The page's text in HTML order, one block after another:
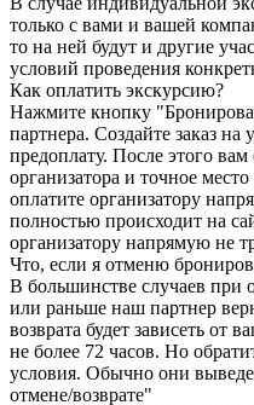
только с вами и вашей
то на ней будут и другие
условий проведения
Как оплатить экскурсию?
Нажмите кнопку
партнера. Создайте заказ
предоплату. После этого
организатора и точное
оплатите организатору
полностью происходит на
организатору напрямую не
Что, если я отменю
В большинстве случаев при
или раньше наш партнер
возврата будет зависеть от
не более 72 часов. Но
условия. Обычно они
отмене/возврате"